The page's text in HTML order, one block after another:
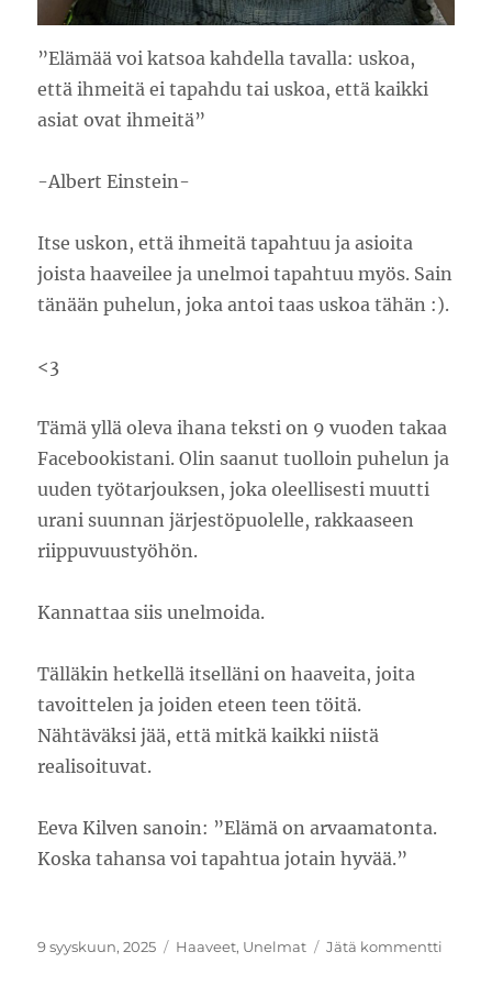
”Elämää voi katsoa kahdella tavalla: uskoa,
että ihmeitä ei tapahdu tai uskoa, että kaikki
asiat ovat ihmeitä”
-Albert Einstein-
Itse uskon, että ihmeitä tapahtuu ja asioita
joista haaveilee ja unelmoi tapahtuu myös. Sain
tänään puhelun, joka antoi taas uskoa tähän :).
<3
Tämä yllä oleva ihana teksti on 9 vuoden takaa
Facebookistani. Olin saanut tuolloin puhelun ja
uuden työtarjouksen, joka oleellisesti muutti
urani suunnan järjestöpuolelle, rakkaaseen
riippuvuustyöhön.
Kannattaa siis unelmoida.
Tälläkin hetkellä itselläni on haaveita, joita
tavoittelen ja joiden eteen teen töitä.
Nähtäväksi jää, että mitkä kaikki niistä
realisoituvat.
Eeva Kilven sanoin: ”Elämä on arvaamatonta.
Koska tahansa voi tapahtua jotain hyvää.”
Julkaistu
9 syyskuun, 2025 Kategoriat
Haaveet, Unelmat Jätä kommentti